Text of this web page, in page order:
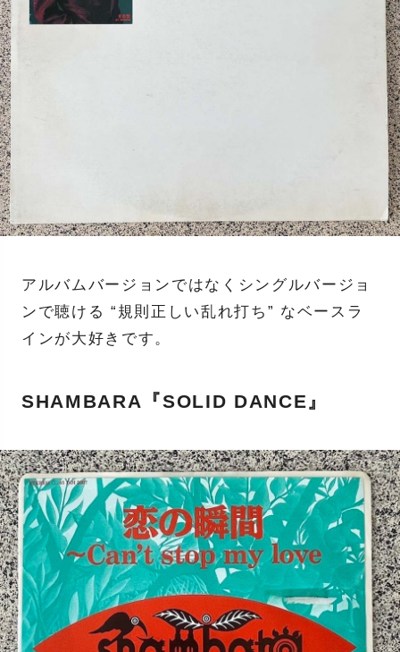
アルバムバージョンではなくシングルバージョ
ンで聴ける “規則正しい乱れ打ち” なベースラ
インが大好きです。
SHAMBARA『SOLID DANCE』